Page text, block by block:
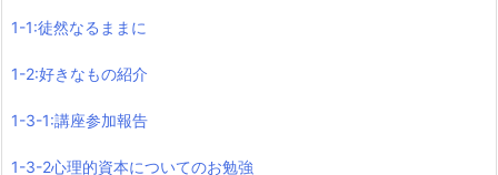
1-1:徒然なるままに
1-2:好きなもの紹介
1-3-1:講座参加報告
1-3-2心理的資本についてのお勉強